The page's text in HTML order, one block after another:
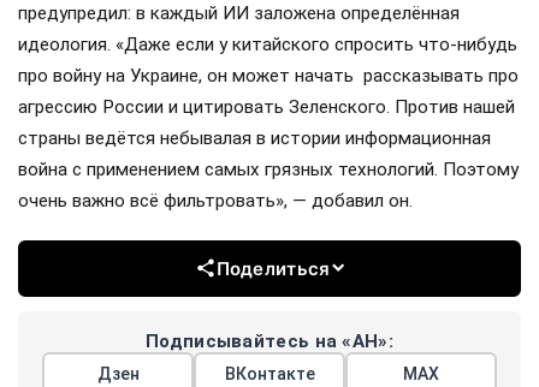
предупредил: в каждый ИИ заложена определённая
идеология. «Даже если у китайского спросить что-нибудь
про войну на Украине, он может начать рассказывать про
агрессию России и цитировать Зеленского. Против нашей
страны ведётся небывалая в истории информационная
война с применением самых грязных технологий. Поэтому
очень важно всё фильтровать», — добавил он.
Поделиться
Подписывайтесь на «АН»:
Дзен ВКонтакте МАХ